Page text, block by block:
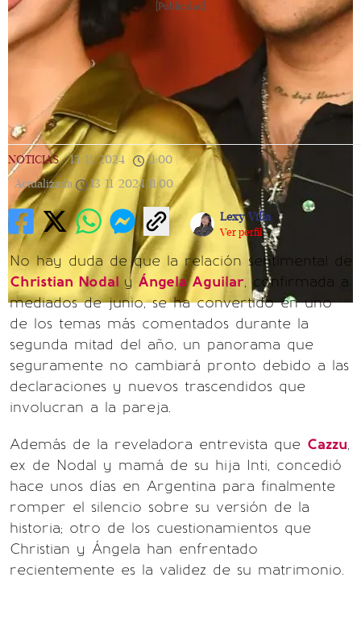
[Publicidad]
NOTICIAS | 13/11/2024 11:00
Actualizada
13/11/2024 11:00
Lexy Villa
Ver perfil
No hay duda de que la relación sentimental de
Christian Nodal y Ángela Aguilar, confirmada a
mediados de junio, se ha convertido en uno
de los temas más comentados durante la
segunda mitad del año, un panorama que
seguramente no cambiará pronto debido a las
declaraciones y nuevos trascendidos que
involucran a la pareja.
Además de la reveladora entrevista que Cazzu,
ex de Nodal y mamá de su hija Inti, concedió
hace unos días en Argentina para finalmente
romper el silencio sobre su versión de la
historia; otro de los cuestionamientos que
Christian y Ángela han enfrentado
recientemente es la validez de su matrimonio.